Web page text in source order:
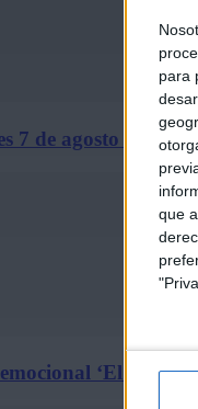
para
que
7 de agosto se
‘El